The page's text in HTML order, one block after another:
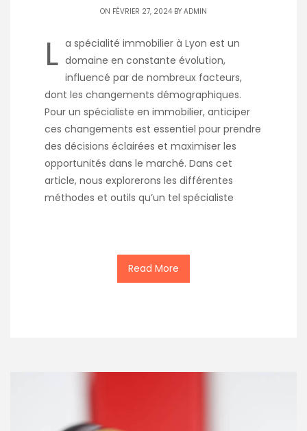
ON FÉVRIER 27, 2024 BY ADMIN
L a spécialité immobilier à Lyon est un
domaine en constante évolution,
influencé par de nombreux facteurs,
dont les changements démographiques.
Pour un spécialiste en immobilier, anticiper
ces changements est essentiel pour prendre
des décisions éclairées et maximiser les
opportunités dans le marché. Dans cet
article, nous explorerons les différentes
méthodes et outils qu’un tel spécialiste
Read More